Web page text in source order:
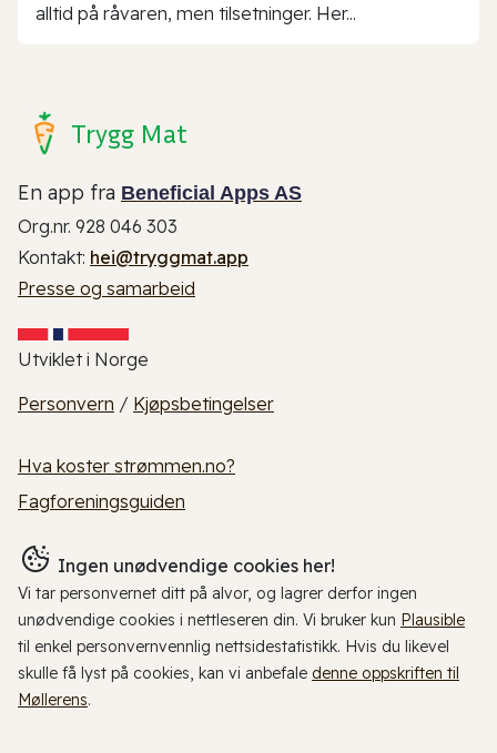
alltid på råvaren, men tilsetninger. Her...
Trygg Mat
En app fra Beneficial Apps AS
Org.nr. 928 046 303
Kontakt: hei@tryggmat.app
Presse og samarbeid
Utviklet i Norge
Personvern / Kjøpsbetingelser
Hva koster strømmen.no?
Fagforeningsguiden
Ingen unødvendige cookies her!
Vi tar personvernet ditt på alvor, og lagrer derfor ingen
unødvendige cookies i nettleseren din. Vi bruker kun Plausible
til enkel personvernvennlig nettsidestatistikk. Hvis du likevel
skulle få lyst på cookies, kan vi anbefale denne oppskriften til
Møllerens.